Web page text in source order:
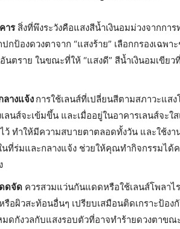
ารสิ่งที่พึงระวังคือแสงสีน้ำเงินอมม่วงจากกา
กป้องดวงตาจาก “แสงร้าย” เลือกกรองเฉพ
นตราย ในขณะที่ให้ “แสงดี” สีน้ำเงินอมเขีย
างแจ้ง การใช้เลนส์ที่เปลี่ยนสีตามสภาวะแ
เลนส์จะเข้มขึ้น และเมื่ออยู่ในอาคารเลนส์จ
ว้ ทำให้มีความสบายตาตลอดทั้งวัน และใช้ง
ที่ร่มและกลางแจ้ง ช่วยให้คุณทำกิจกรรมได้
ดจัด ควรสวมแว่นกันแดดหรือใช้เลนส์โพลา
รือผิวสะท้อนอื่นๆ เปรียบเสมือนติดเกราะป้อ
ดกังวลกับแสงรอบตัวที่อาจทำร้ายดวงตาขณ